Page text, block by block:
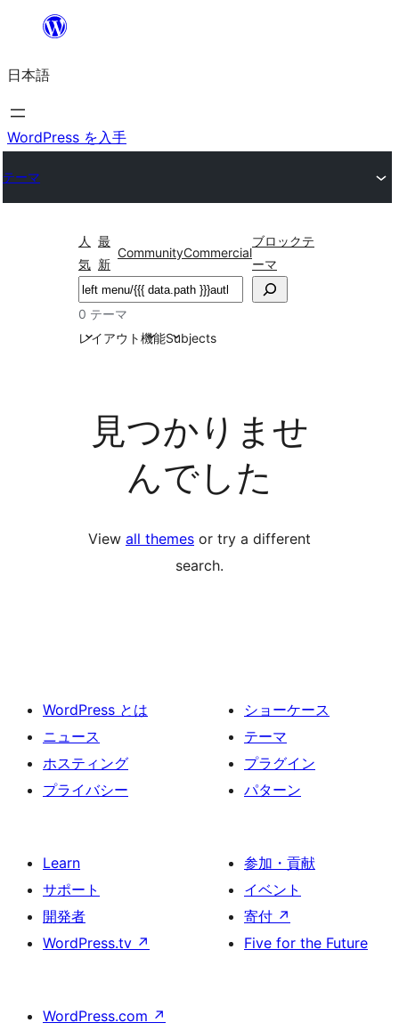
を
ス
キ
プ
日本語
WordPress を入手
テーマ
人
気
最
新
CommunityCommercial
ブロックテ
ーマ
検
索
0 テーマ
レイアウト機能Subjects
見つかりませ
んでした
View all themes or try a different
search.
WordPress とは
ニュース
ホスティング
プライバシー
ショーケース
テーマ
プラグイン
パターン
Learn
サポート
開発者
WordPress.tv ↗
参加・貢献
イベント
寄付 ↗
Five for the Future
WordPress.com ↗